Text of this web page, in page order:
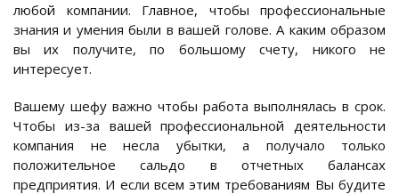
любой компании. Главное, чтобы профессиональные
знания и умения были в вашей голове. А каким образом
вы их получите, по большому счету, никого не
интересует.
Вашему шефу важно чтобы работа выполнялась в срок.
Чтобы из-за вашей профессиональной деятельности
компания не несла убытки, а получало только
положительное сальдо в отчетных балансах
предприятия. И если всем этим требованиям Вы будите